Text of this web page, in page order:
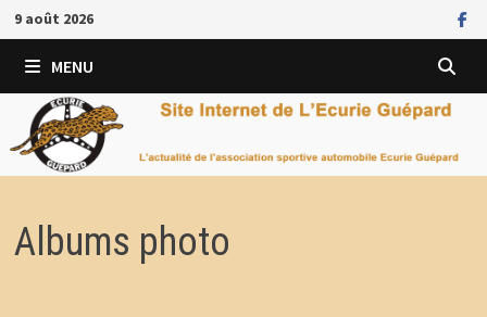
Passer
au
contenu
9 août 2026
MENU
Albums photo